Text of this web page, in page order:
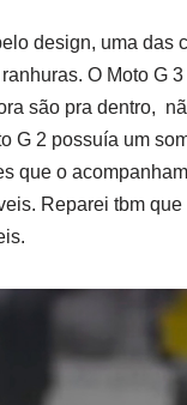
design, uma das
O Moto G
são pra dentro,
G 2 possuía um
que o
Reparei tbm